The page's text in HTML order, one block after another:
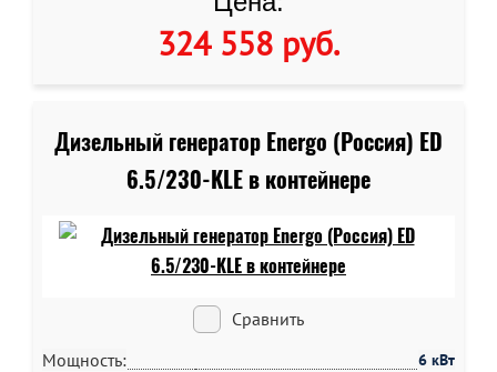
324 558 руб.
Дизельный генератор Energo (Россия) ED
6.5/230-KLE в контейнере
Сравнить
Мощность:
6 кВт